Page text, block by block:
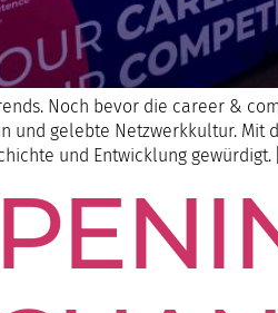
Noch bevor die career &
und gelebte Netzwerkkultur.
und Entwicklung gewürdigt.